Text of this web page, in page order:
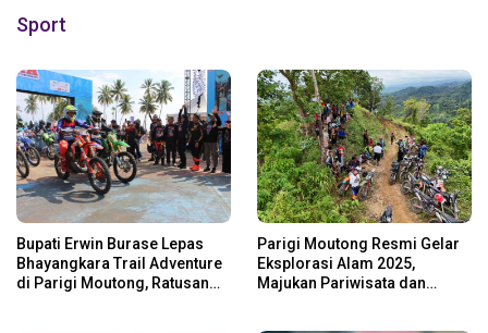
Sport
Bupati Erwin Burase Lepas
Bhayangkara Trail Adventure
di Parigi Moutong, Ratusan
Parigi Moutong Resmi Gelar
Eksplorasi Alam 2025,
Majukan Pariwisata dan